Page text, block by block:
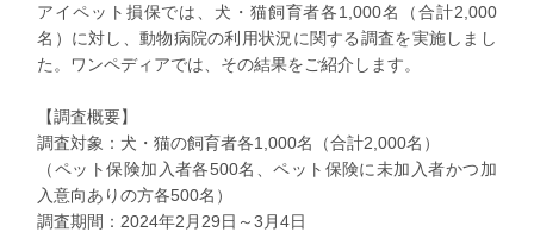
アイペット損保では、犬・猫飼育者各1,000名（合計2,000
名）に対し、動物病院の利用状況に関する調査を実施しまし
た。ワンペディアでは、その結果をご紹介します。
【調査概要】
調査対象：犬・猫の飼育者各1,000名（合計2,000名）
（ペット保険加入者各500名、ペット保険に未加入者かつ加
入意向ありの方各500名）
調査期間：2024年2月29日～3月4日